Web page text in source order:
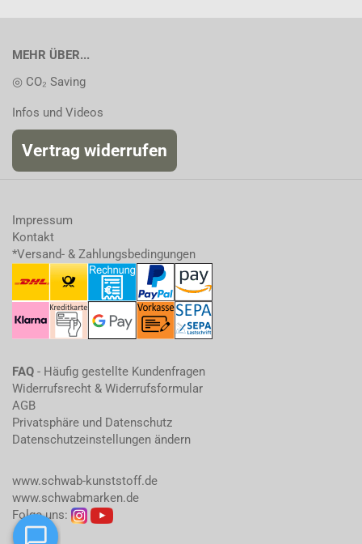
MEHR ÜBER...
◎ CO₂ Saving
Infos und Videos
Vertrag widerrufen
Impressum
Kontakt
*Versand- & Zahlungsbedingungen
FAQ - Häufig gestellte Kundenfragen
Widerrufsrecht & Widerrufsformular
AGB
Privatsphäre und Datenschutz
Datenschutzeinstellungen ändern
www.schwab-kunststoff.de
www.schwabmarken.de
Folge uns: